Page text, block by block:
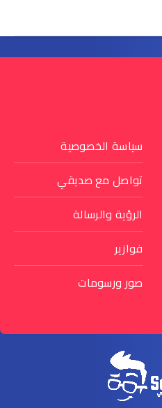
سياسة الخصوصية
تواصل مع صديقي
الرؤية والرسالة
فوازير
صور ورسومات